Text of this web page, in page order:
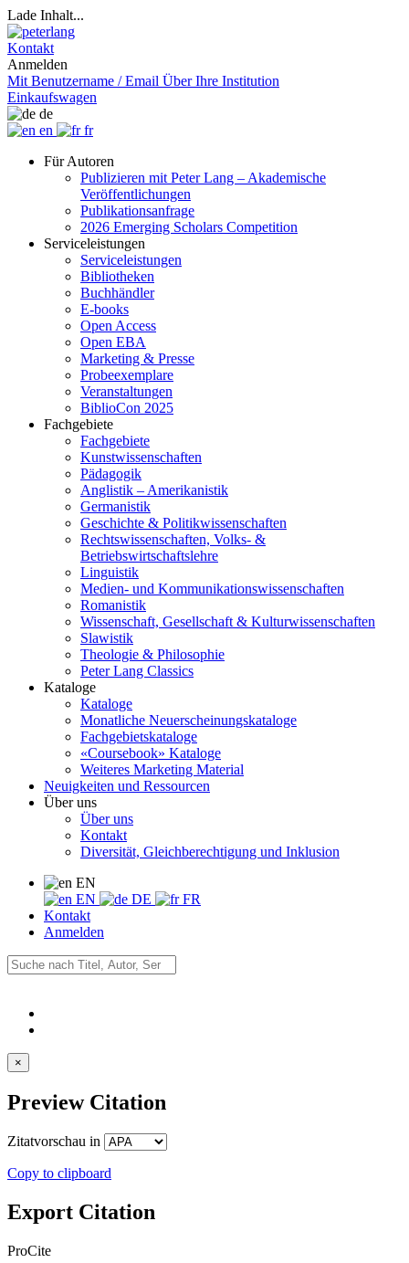
Lade Inhalt...
Kontakt
Anmelden
Mit Benutzername / Email Über Ihre Institution
Einkaufswagen
de
en
fr
Für Autoren
Publizieren mit Peter Lang – Akademische
Veröffentlichungen
Publikationsanfrage
2026 Emerging Scholars Competition
Serviceleistungen
Serviceleistungen
Bibliotheken
Buchhändler
E-books
Open Access
Open EBA
Marketing & Presse
Probeexemplare
Veranstaltungen
BiblioCon 2025
Fachgebiete
Fachgebiete
Kunstwissenschaften
Pädagogik
Anglistik – Amerikanistik
Germanistik
Geschichte & Politikwissenschaften
Rechtswissenschaften, Volks- &
Betriebswirtschaftslehre
Linguistik
Medien- und Kommunikationswissenschaften
Romanistik
Wissenschaft, Gesellschaft & Kulturwissenschaften
Slawistik
Theologie & Philosophie
Peter Lang Classics
Kataloge
Kataloge
Monatliche Neuerscheinungskataloge
Fachgebietskataloge
«Coursebook» Kataloge
Weiteres Marketing Material
Neuigkeiten und Ressourcen
Über uns
Über uns
Kontakt
Diversität, Gleichberechtigung und Inklusion
EN
EN
DE
FR
Kontakt
Anmelden
×
Preview Citation
Zitatvorschau in
Copy to clipboard
Export Citation
ProCite